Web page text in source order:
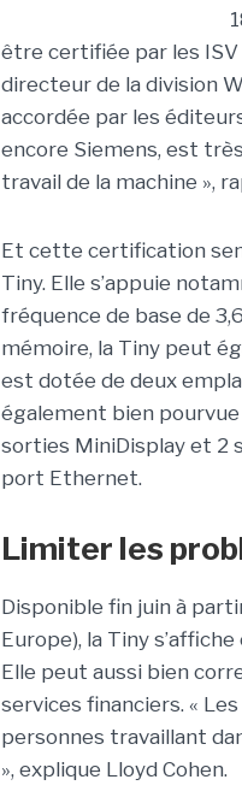
être certifiée par les ISV
directeur de la division
accordée par les
encore Siemens, est
travail de la machine »,
Et cette certification
Tiny. Elle s’appuie
fréquence de base de
mémoire, la Tiny peut
est dotée de deux
également bien pourvue
sorties MiniDisplay et 2
port Ethernet.
Limiter les
Disponible fin juin à
Europe), la Tiny
Elle peut aussi bien
services financiers. «
personnes travaillant
», explique Lloyd Cohen.